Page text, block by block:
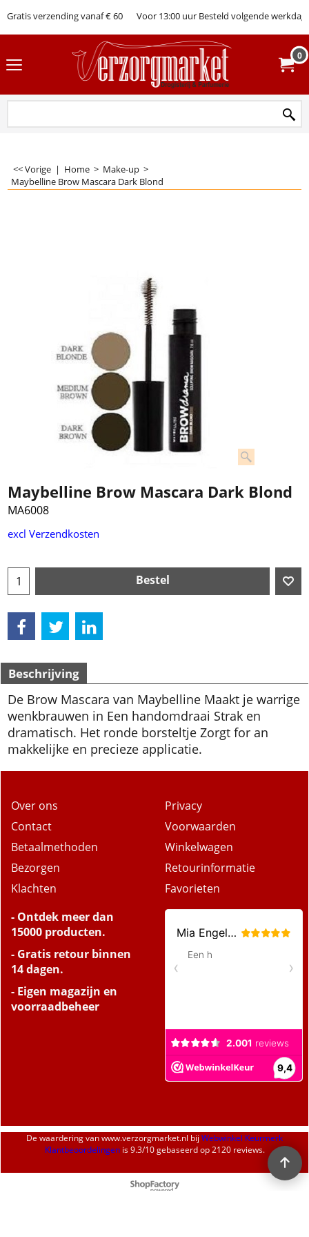
Gratis verzending vanaf € 60 Voor 13:00 uur Besteld volgende werkdag
0
<< Vorige | Home > Make-up >
Maybelline Brow Mascara Dark Blond
Maybelline Brow Mascara Dark Blond
MA6008
excl Verzendkosten
Bestel
Beschrijving
De Brow Mascara van Maybelline Maakt je warrige
wenkbrauwen in Een handomdraai Strak en
dramatisch. Het ronde borsteltje Zorgt for an
makkelijke en precieze applicatie.
Over ons
Contact
Betaalmethoden
Bezorgen
Klachten
Privacy
Voorwaarden
Winkelwagen
Retourinformatie
Favorieten
- Ontdek meer dan
15000 producten.
- Gratis retour binnen
14 dagen.
- Eigen magazijn en
voorraadbeheer
De waardering vanwww.verzorgmarket.nl bij Webwinkel Keurmerk
Klantbeoordelingenis9.3/10gebaseerd op 2120 reviews.
Webwinkel gemaakt met
ShopFactory webwinkel